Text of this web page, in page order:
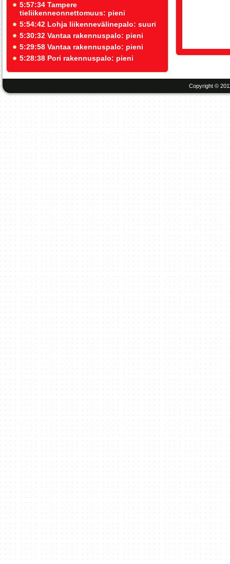
5:57:34 Tampere
tieliikenneonnettomuus: pieni
5:54:42 Lohja liikennevälinepalo: suuri
5:30:32 Vantaa rakennuspalo: pieni
5:29:58 Vantaa rakennuspalo: pieni
5:28:38 Pori rakennuspalo: pieni
Copyright ©